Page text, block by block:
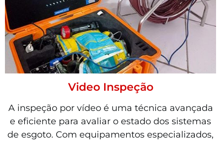
Video Inspeção
A inspeção por vídeo é uma técnica avançada
e eficiente para avaliar o estado dos sistemas
de esgoto. Com equipamentos especializados,